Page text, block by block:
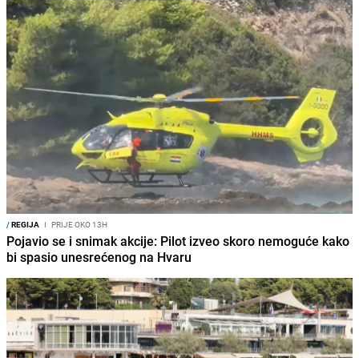
/REGIJA I PRIJE OKO 13H
Pojavio se i snimak akcije: Pilot izveo skoro nemoguće kako
bi spasio unesrećenog na Hvaru